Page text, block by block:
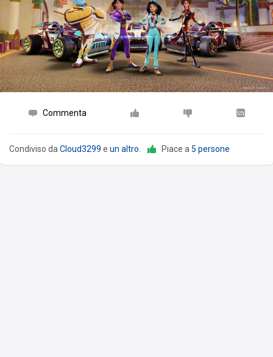
Commenta
Condiviso da Cloud3299 e un altro Piace a 5 persone